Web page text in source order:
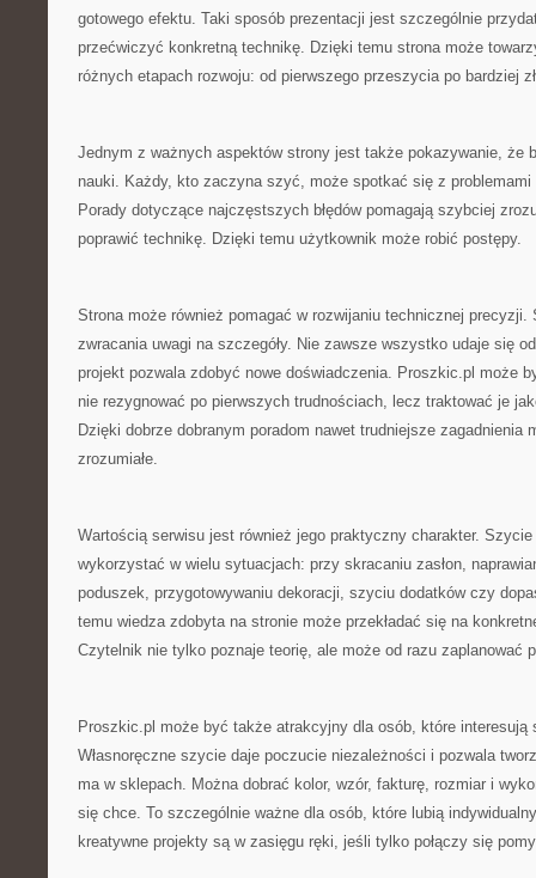
gotowego efektu. Taki sposób prezentacji jest szczególnie
przećwiczyć konkretną technikę. Dzięki temu strona może
różnych etapach rozwoju: od pierwszego przeszycia po bardziej
Jednym z ważnych aspektów strony jest także pokazywanie, że
nauki. Każdy, kto zaczyna szyć, może spotkać się z problemami
Porady dotyczące najczęstszych błędów pomagają szybciej
poprawić technikę. Dzięki temu użytkownik może robić postępy.
Strona może również pomagać w rozwijaniu technicznej
zwracania uwagi na szczegóły. Nie zawsze wszystko udaje się
projekt pozwala zdobyć nowe doświadczenia. Proszkic.pl może
nie rezygnować po pierwszych trudnościach, lecz traktować je
Dzięki dobrze dobranym poradom nawet trudniejsze zagadnienia
zrozumiałe.
Wartością serwisu jest również jego praktyczny charakter.
wykorzystać w wielu sytuacjach: przy skracaniu zasłon,
poduszek, przygotowywaniu dekoracji, szyciu dodatków czy
temu wiedza zdobyta na stronie może przekładać się na
Czytelnik nie tylko poznaje teorię, ale może od razu zaplanować
Proszkic.pl może być także atrakcyjny dla osób, które interesują
Własnoręczne szycie daje poczucie niezależności i pozwala
ma w sklepach. Można dobrać kolor, wzór, fakturę, rozmiar i
się chce. To szczególnie ważne dla osób, które lubią
kreatywne projekty są w zasięgu ręki, jeśli tylko połączy się